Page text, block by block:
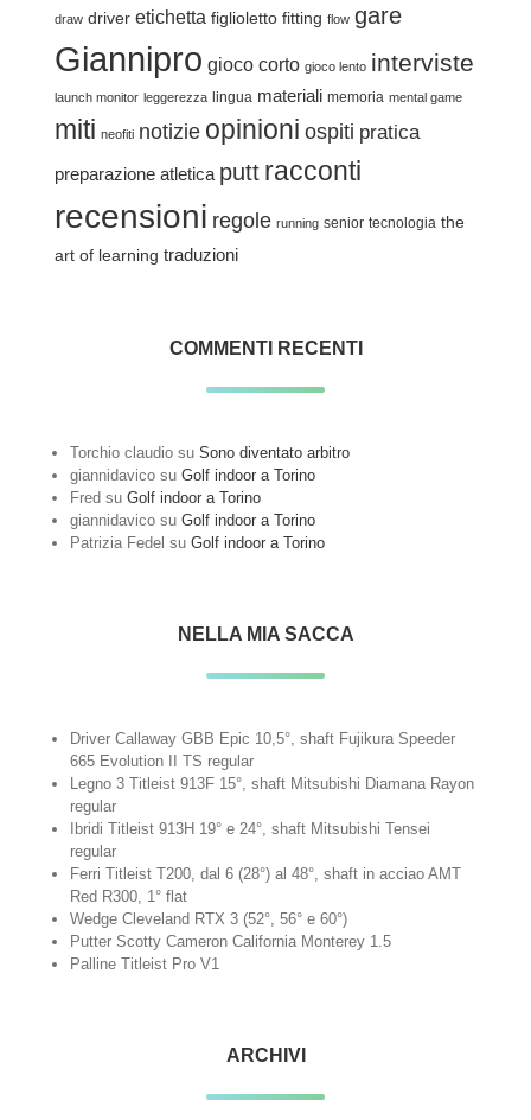
draw driver etichetta figlioletto fitting flow gare
Giannipro gioco corto gioco lento interviste
launch monitor leggerezza lingua materiali memoria mental game
miti neofiti notizie opinioni ospiti pratica
preparazione atletica putt racconti
recensioni regole running senior tecnologia the
art of learning traduzioni
COMMENTI RECENTI
Torchio claudio suSono diventato arbitro
giannidavico suGolf indoor a Torino
Fred suGolf indoor a Torino
giannidavico suGolf indoor a Torino
Patrizia Fedel suGolf indoor a Torino
NELLA MIA SACCA
Driver Callaway GBB Epic 10,5°, shaft Fujikura Speeder
665 Evolution II TS regular
Legno 3 Titleist 913F 15°, shaft Mitsubishi Diamana Rayon
regular
Ibridi Titleist 913H 19° e 24°, shaft Mitsubishi Tensei
regular
Ferri Titleist T200, dal 6 (28°) al 48°, shaft in acciao AMT
Red R300, 1° flat
Wedge Cleveland RTX 3 (52°, 56° e 60°)
Putter Scotty Cameron California Monterey 1.5
Palline Titleist Pro V1
ARCHIVI